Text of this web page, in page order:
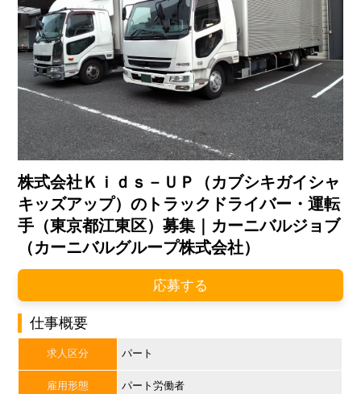
株式会社Ｋｉｄｓ－ＵＰ（カブシキガイシャ
キッズアップ）のトラックドライバー・運転
手（東京都江東区）募集｜カーニバルジョブ
（カーニバルグループ株式会社）
応募する
仕事概要
求人区分 パート
雇用形態 パート労働者